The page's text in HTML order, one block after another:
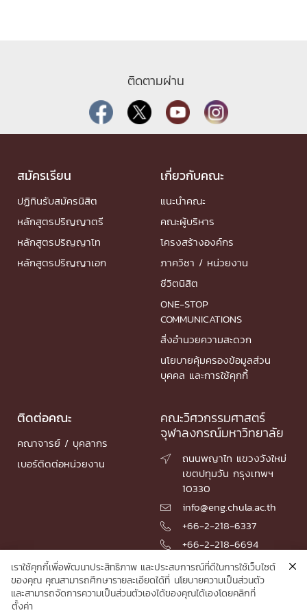
ติดตามผ่าน
สมัครเรียน
ปฏิทินรับสมัครนิสิต
หลักสูตรปริญญาตรี
หลักสูตรปริญญาโท
หลักสูตรปริญญาเอก
เกี่ยวกับคณะ
แนะนำคณะ
คณะผู้บริหาร
โครงสร้างองค์กร
ภาควิชา / หน่วยงาน
ชีวิตนิสิต
ONE-STOP
COMMUNICATIONS
สิ่งอำนวยความสะดวก
นโยบายคุ้มครองข้อมูลส่วน
บุคคล และการใช้คุกกี้
ติดต่อคณะ
คณาจารย์ / บุคลากร
เบอร์ติดต่อหน่วยงาน
คณะวิศวกรรมศาสตร์
จุฬาลงกรณ์มหาวิทยาลัย

ถนนพญาไท แขวงวังใหม่
เขตปทุมวัน กรุงเทพฯ
10330
 info@eng.chula.ac.th
 +66-2-218-6337
 +66-2-218-6694
© 2026 Faculty of Engineering, Chulalongkorn University
เราใช้คุกกี้เพื่อพัฒนาประสิทธิภาพ และประสบการณ์ที่ดีในการใช้เว็บไซต์
ของคุณ คุณสามารถศึกษารายละเอียดได้ที่ นโยบายความเป็นส่วนตัว
และสามารถจัดการความเป็นส่วนตัวเองได้ของคุณได้เองโดยคลิกที่
ตั้งค่า